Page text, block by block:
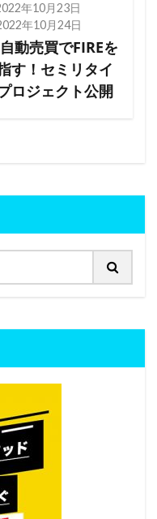
年10月23日
年10月24日
動売買でFIREを
す！セミリタイ
ロジェクト公開